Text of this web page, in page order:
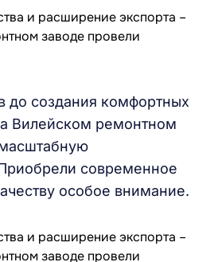
до создания комфортных
Вилейском ремонтном
современное
особое внимание.